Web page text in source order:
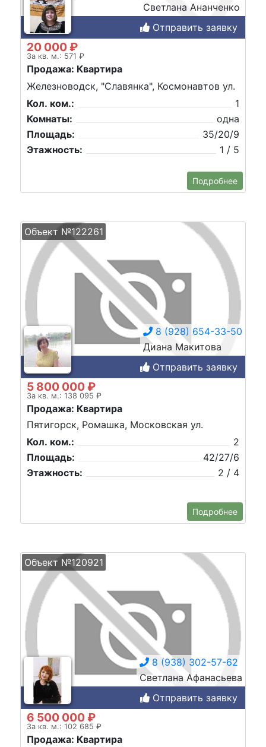
Светлана Ананченко
Отправить заявку
20 000 ₽
За кв. м.: 571 ₽
Продажа: Квартира
Железноводск, "Славянка", Космонавтов ул.
Кол. ком.:
1
Комнаты:
одна
Площадь:
35/20/9
Этажность:
1 / 5
Подробнее
Объект №122261
8 (928) 654-33-50
Диана Макитова
Отправить заявку
5 800 000 ₽
За кв. м.: 138 095 ₽
Продажа: Квартира
Пятигорск, Ромашка, Московская ул.
Кол. ком.:
2
Площадь:
42/27/6
Этажность:
2 / 4
Подробнее
Объект №120921
8 (938) 302-57-62
Светлана Афанасьева
Отправить заявку
6 500 000 ₽
За кв. м.: 102 685 ₽
Продажа: Квартира